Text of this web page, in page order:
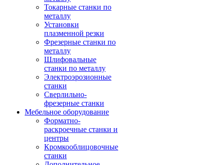
Токарные станки по
металлу
Установки
плазменной резки
Фрезерные станки по
металлу
Шлифовальные
станки по металлу
Электроэрозионные
станки
Сверлильно-
фрезерные станки
Мебельное оборудование
Форматно-
раскроечные станки и
центры
Кромкооблицовочные
станки